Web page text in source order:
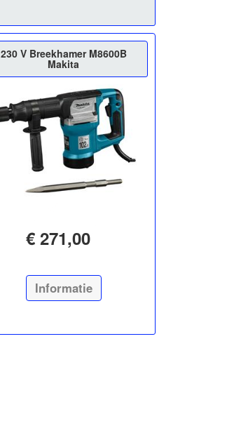
230 V Breekhamer M8600B
Makita
€ 271,00
Informatie